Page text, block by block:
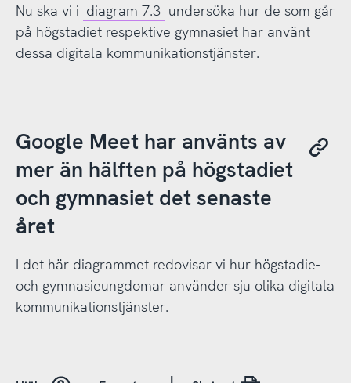
Nu ska vi i diagram 7.3 undersöka hur de som går
på högstadiet respektive gymnasiet har använt
dessa digitala kommunikationstjänster.
Google Meet har använts av
mer än hälften på högstadiet
och gymnasiet det senaste
året
I det här diagrammet redovisar vi hur högstadie-
och gymnasieungdomar använder sju olika digitala
kommunikationstjänster.